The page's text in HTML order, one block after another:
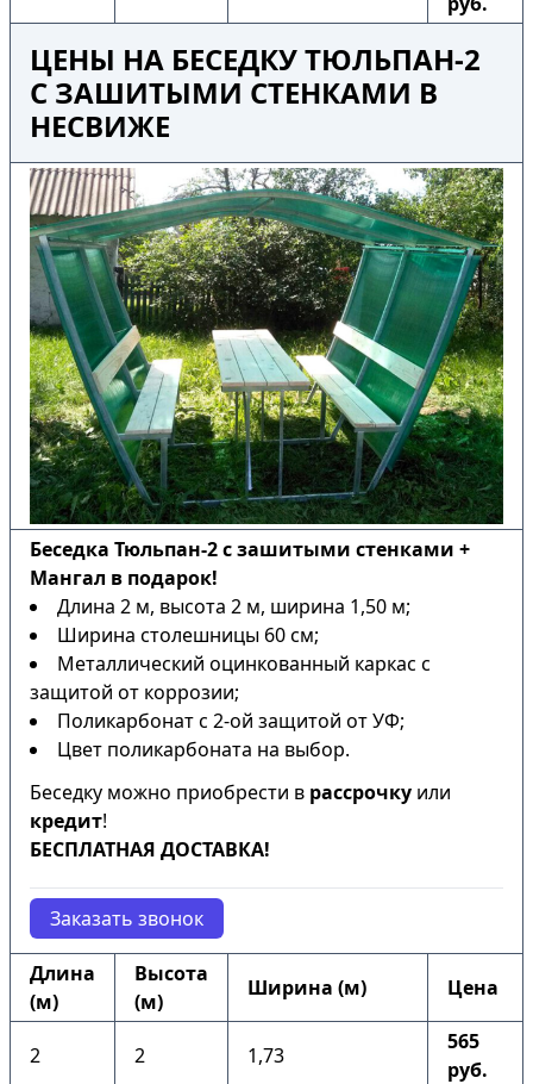
ЦЕНЫ НА БЕСЕДКУ ТЮЛЬПАН-2
С ЗАШИТЫМИ СТЕНКАМИ В
НЕСВИЖЕ
Беседка Тюльпан-2 с зашитыми стенками +
Мангал в подарок!
Длина 2 м, высота 2 м, ширина 1,50 м;
Ширина столешницы 60 см;
Металлический оцинкованный каркас с
защитой от коррозии;
Поликарбонат с 2-ой защитой от УФ;
Цвет поликарбоната на выбор.
Беседку можно приобрести в рассрочку или
кредит!
БЕСПЛАТНАЯ ДОСТАВКА!
Заказать звонок
Длина
(м)
Высота
(м)
Ширина (м) Цена
2 2 1,73
565
руб.